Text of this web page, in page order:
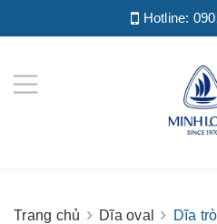
Hotline:
Trang chủ Dĩa oval
Dĩa